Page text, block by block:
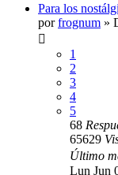
Para los
porfrognum »
1
2
3
4
5
68
65629
Último
Lun Jun